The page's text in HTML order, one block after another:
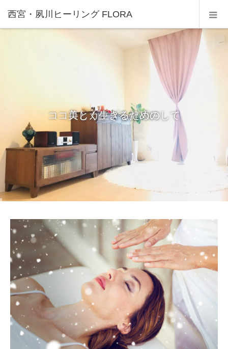
西宮・夙川ヒーリング FLORA
美しく生きるための